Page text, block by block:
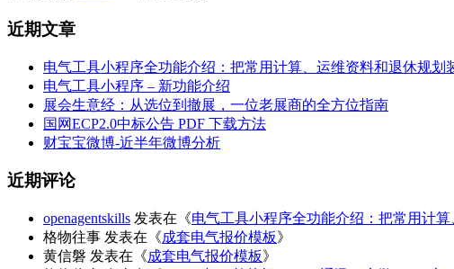
近期文章
电气工具小程序全功能介绍：把常用计算、运维资料和退休规划
电气工具小程序 – 新功能介绍
展会生意经：从选位到撤展，一位老展商的全方位指南
国网ECP2.0中标公告 PDF 下载方法
财宝宝微博-近半年微博分析
近期评论
openagentskills 发表在《电气工具小程序全功能介绍：把常用计
格物往事 发表在《成套电气报价模板》
黄信磐 发表在《成套电气报价模板》